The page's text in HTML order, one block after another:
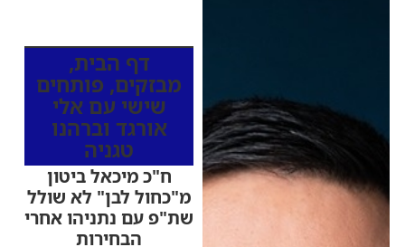
דף הבית,
מבזקים, פותחים
שישי עם אלי
אורגד וברהנו
טגניה
ח"כ מיכאל ביטון
מ"כחול לבן" לא שולל
שת"פ עם נתניהו אחרי
הבחירות